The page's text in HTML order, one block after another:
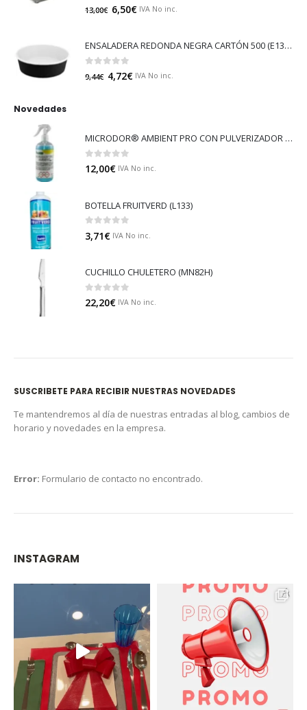
out of 5
13,00€ 6,50€ IVA No inc.
ENSALADERA REDONDA NEGRA CARTÓN 500 (E130N)
out of 5
9,44€ 4,72€ IVA No inc.
Novedades
MICRODOR® AMBIENT PRO CON PULVERIZADOR (LB08)
0 out of 5
12,00€ IVA No inc.
BOTELLA FRUITVERD (L133)
0 out of 5
3,71€ IVA No inc.
CUCHILLO CHULETERO (MN82H)
0out of 5
22,20€ IVA No inc.
SUSCRIBETE PARA RECIBIR NUESTRAS NOVEDADES
Te mantendremos al día de nuestras entradas al blog, cambios de
horario y novedades en la empresa.
Error: Formulario de contacto no encontrado.
INSTAGRAM